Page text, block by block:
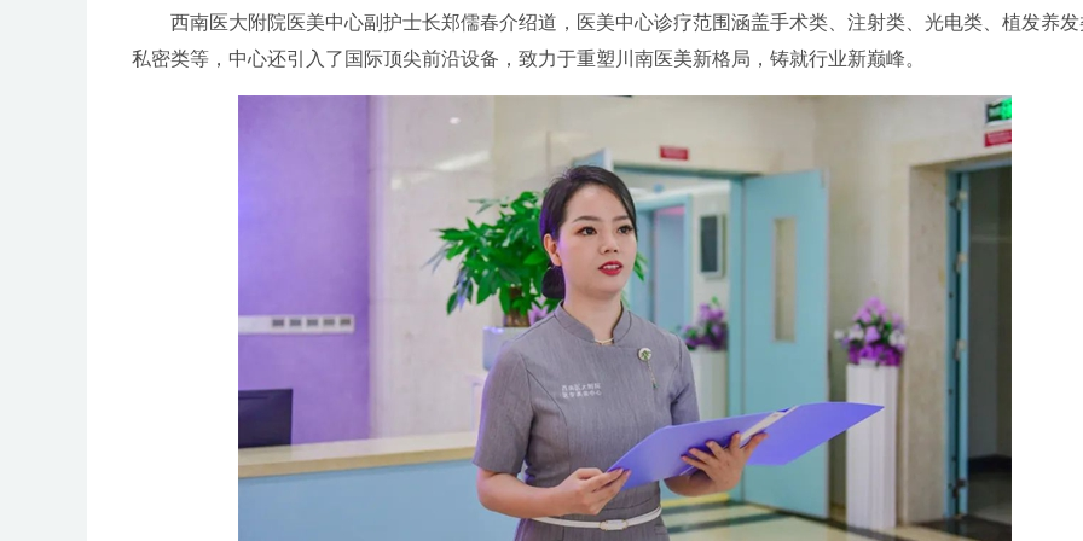
西南医大附院医美中心副护士长郑儒春介绍道，医美中心诊疗范围涵盖手术类、注射类、光电类、植发养
私密类等，中心还引入了国际顶尖前沿设备，致力于重塑川南医美新格局，铸就行业新巅峰。